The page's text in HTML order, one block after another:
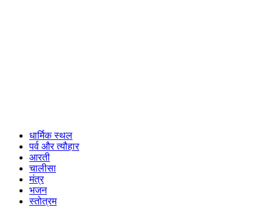
धार्मिक स्थल
पर्व और त्यौहार
आरती
चालीसा
मंत्र
भजन
स्तोत्रम